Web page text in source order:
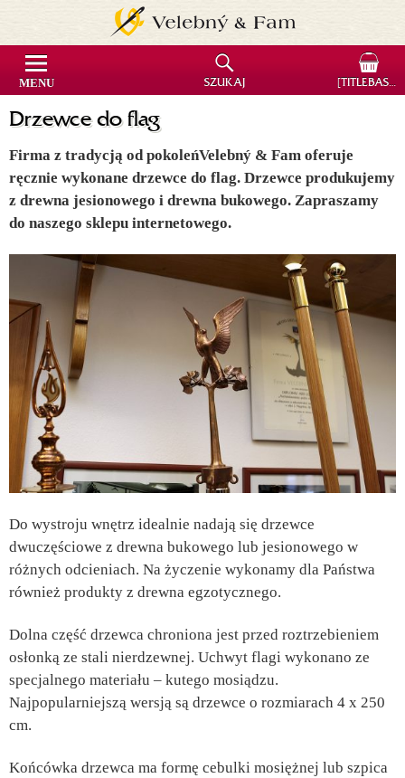
Drzewce do flag
Firma z tradycją od pokoleńVelebný & Fam oferuje
ręcznie wykonane drzewce do flag. Drzewce produkujemy
z drewna jesionowego i drewna bukowego. Zapraszamy
do naszego sklepu internetowego.
Do wystroju wnętrz idealnie nadają się drzewce
dwuczęściowe z drewna bukowego lub jesionowego w
różnych odcieniach. Na życzenie wykonamy dla Państwa
również produkty z drewna egzotycznego.
Dolna część drzewca chroniona jest przed roztrzebieniem
osłonką ze stali nierdzewnej. Uchwyt flagi wykonano ze
specjalnego materiału – kutego mosiądzu.
Najpopularniejszą wersją są drzewce o rozmiarach 4 x 250
cm.
Końcówka drzewca ma formę cebulki mosiężnej lub szpica
MENU SZUKAJ [TITLEBASKET]